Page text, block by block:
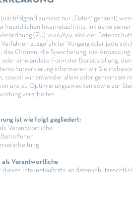
zumeist nur „Daten“ genannt)
Internetauftritts, inklusive
(EU) 2016/679, also der
ausgeführter Vorgang oder jede
das Ordnen, die Speicherung, die
eine andere Form der Bereitstellung,
informieren wir Sie
soweit wir entweder allein oder
uns zu Optimierungszwecken sowie zur
verarbeiten.
ist wie folgt gegliedert:
Verantwortliche
als Verantwortliche
Internetauftritts im